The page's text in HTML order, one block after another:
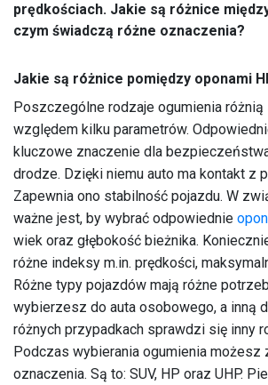
prędkościach. Jakie są różnice
czym świadczą różne oznaczenia?
Jakie są różnice pomiędzy oponami
Poszczególne rodzaje ogumienia
względem kilku parametrów.
kluczowe znaczenie dla
drodze. Dzięki niemu auto ma kontakt z
Zapewnia ono stabilność pojazdu. W
ważne jest, by wybrać odpowiednie
wiek oraz głębokość bieżnika.
różne indeksy m.in. prędkości,
Różne typy pojazdów mają różne
wybierzesz do auta osobowego, a inną
różnych przypadkach sprawdzi się inny
Podczas wybierania ogumienia możesz
oznaczenia. Są to: SUV, HP oraz UHP.